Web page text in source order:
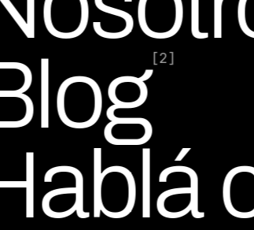
[2]
por Ed Escobar
Co-Founder & CEO